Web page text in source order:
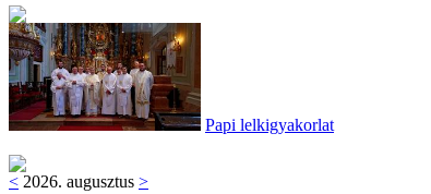
Papi lelkigyakorlat
< 2026. augusztus >